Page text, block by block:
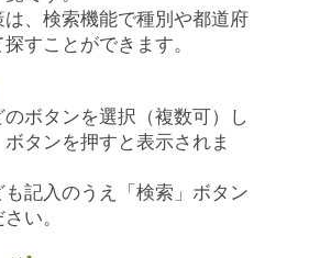
は、検索機能で種別や都道府
すことができます。
ボタンを選択（複数可）し
タンを押すと表示されま
記入のうえ「検索」ボタン
い。